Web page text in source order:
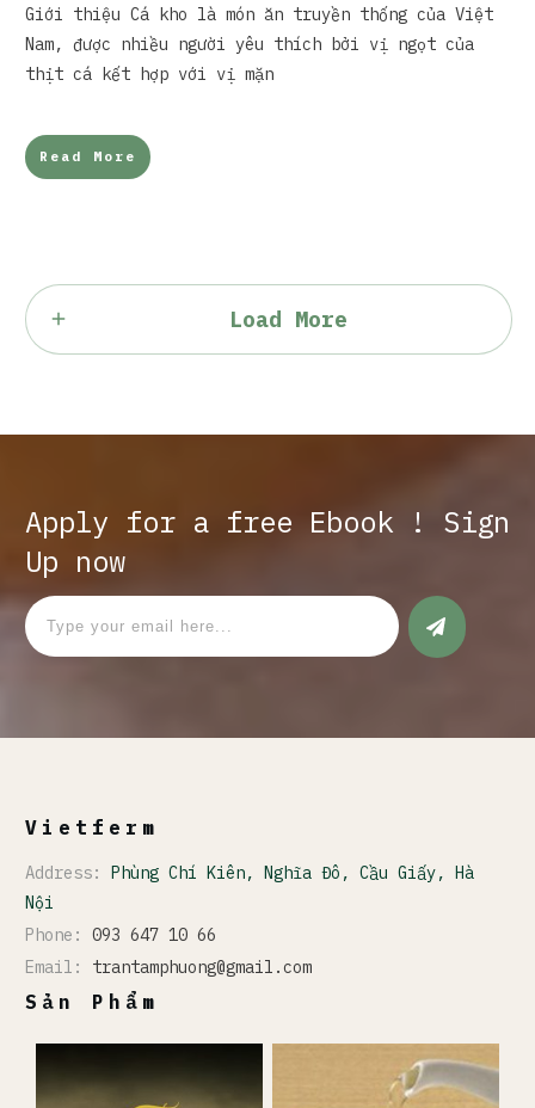
Giới thiệu Cá kho là món ăn truyền thống của Việt
Nam, được nhiều người yêu thích bởi vị ngọt của
thịt cá kết hợp với vị mặn
Read More
Load More
Apply for a free Ebook ! Sign
Up now
Vietferm
Address: Phùng Chí Kiên, Nghĩa Đô, Cầu Giấy, Hà
Nội
Phone: 093 647 10 66
Email: trantamphuong@gmail.com
Sản Phẩm